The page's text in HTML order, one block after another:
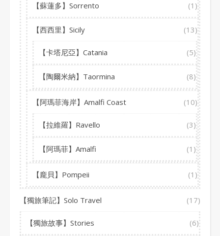
【蘇蓮多】Sorrento (1)
【西西里】Sicily (13)
【卡塔尼亞】Catania (5)
【陶爾米納】Taormina (8)
【阿瑪菲海岸】Amalfi Coast (10)
【拉維羅】Ravello (3)
【阿瑪菲】Amalfi (1)
【龐貝】Pompeii (1)
【獨旅筆記】Solo Travel (17)
【獨旅故事】Stories (6)